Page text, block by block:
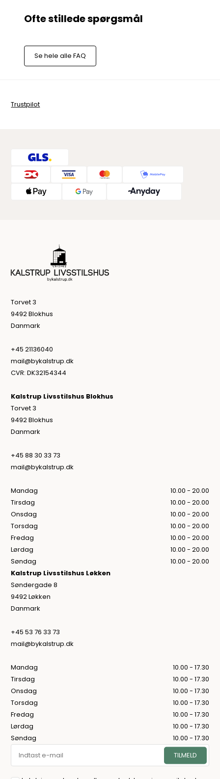
Se hele alle FAQ
Trustpilot
Torvet 3
9492 Blokhus
Danmark
+45 21136040
mail@bykalstrup.dk
CVR: DK32154344
Kalstrup Livsstilshus Blokhus
Torvet 3
9492 Blokhus
Danmark
+45 88 30 33 73
mail@bykalstrup.dk
Mandag
10.00 - 20.00
Tirsdag
10.00 - 20.00
Onsdag
10.00 - 20.00
Torsdag
10.00 - 20.00
Fredag
10.00 - 20.00
Lørdag
10.00 - 20.00
Søndag
10.00 - 20.00
Kalstrup Livsstilshus Løkken
Søndergade 8
9492 Løkken
Danmark
+45 53 76 33 73
mail@bykalstrup.dk
Mandag
10.00 - 17.30
Tirsdag
10.00 - 17.30
Onsdag
10.00 - 17.30
Torsdag
10.00 - 17.30
Fredag
10.00 - 17.30
Lørdag
10.00 - 17.30
Søndag
10.00 - 17.30